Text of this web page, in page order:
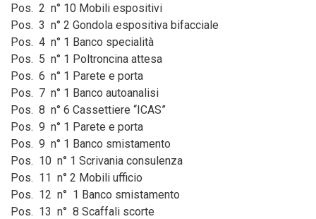
Pos. 2 n° 10 Mobili espositivi
Pos. 3 n° 2 Gondola espositiva bifacciale
Pos. 4 n° 1 Banco specialità
Pos. 5 n° 1 Poltroncina attesa
Pos. 6 n° 1 Parete e porta
Pos. 7 n° 1 Banco autoanalisi
Pos. 8 n° 6 Cassettiere “ICAS”
Pos. 9 n° 1 Parete e porta
Pos. 9 n° 1 Banco smistamento
Pos. 10 n° 1 Scrivania consulenza
Pos. 11 n° 2 Mobili ufficio
Pos. 12 n° 1 Banco smistamento
Pos. 13 n° 8 Scaffali scorte